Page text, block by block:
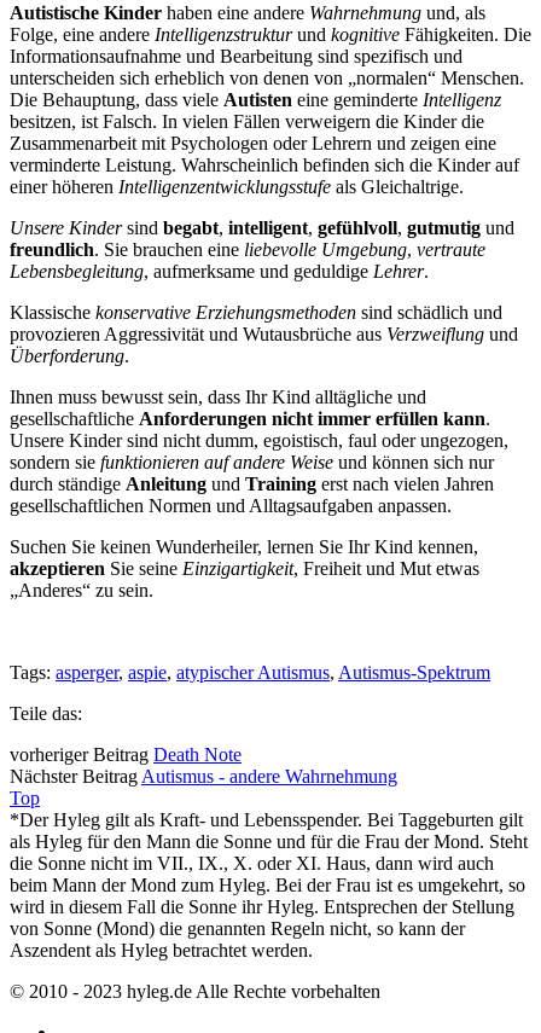
Autistische Kinder haben eine andere Wahrnehmung und, als
Folge, eine andere Intelligenzstrukturund kognitive Fähigkeiten. Die
Informationsaufnahme und Bearbeitung sind spezifisch und
unterscheiden sich erheblich von denen von „normalen“ Menschen.
Die Behauptung, dass viele Autisten eine geminderte Intelligenz
besitzen, ist Falsch. In vielen Fällen verweigern die Kinder die
Zusammenarbeit mit Psychologen oder Lehrern und zeigen eine
verminderte Leistung. Wahrscheinlich befinden sich die Kinder auf
einer höheren Intelligenzentwicklungsstufe als Gleichaltrige.
Unsere Kindersind begabt, intelligent, gefühlvoll, gutmutig und
freundlich. Sie brauchen eine liebevolle Umgebung, vertraute
Lebensbegleitung, aufmerksame und geduldige Lehrer.
Klassische konservative Erziehungsmethoden sind schädlich und
provozieren Aggressivität und Wutausbrüche aus Verzweiflung und
Überforderung.
Ihnen muss bewusst sein, dass Ihr Kind alltägliche und
gesellschaftliche Anforderungen nicht immer erfüllen kann.
Unsere Kinder sind nicht dumm, egoistisch, faul oder ungezogen,
sondern sie funktionieren auf andere Weise und können sich nur
durch ständige Anleitung und Training erst nach vielen Jahren
gesellschaftlichen Normen und Alltagsaufgaben anpassen.
Suchen Sie keinen Wunderheiler, lernen Sie Ihr Kind kennen,
akzeptieren Sie seine Einzigartigkeit, Freiheit und Mut etwas
„Anderes“ zu sein.
Tags: asperger, aspie, atypischer Autismus, Autismus-Spektrum
Teile das:
vorheriger Beitrag Death Note
Nächster Beitrag Autismus - andere Wahrnehmung
Top
*Der Hyleg gilt als Kraft- und Lebensspender. Bei Taggeburten gilt
als Hyleg für den Mann die Sonne und für die Frau der Mond. Steht
die Sonne nicht im VII., IX., X. oder XI. Haus, dann wird auch
beim Mann der Mond zum Hyleg. Bei der Frau ist es umgekehrt, so
wird in diesem Fall die Sonne ihr Hyleg. Entsprechen der Stellung
von Sonne (Mond) die genannten Regeln nicht, so kann der
Aszendent als Hyleg betrachtet werden.
© 2010 - 2023 hyleg.de Alle Rechte vorbehalten